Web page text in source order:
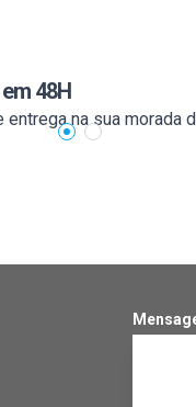
48H
entrega na sua morada